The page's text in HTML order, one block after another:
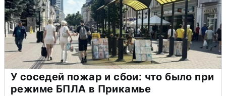
У соседей пожар и сбои: что было при
режиме БПЛА в Прикамье